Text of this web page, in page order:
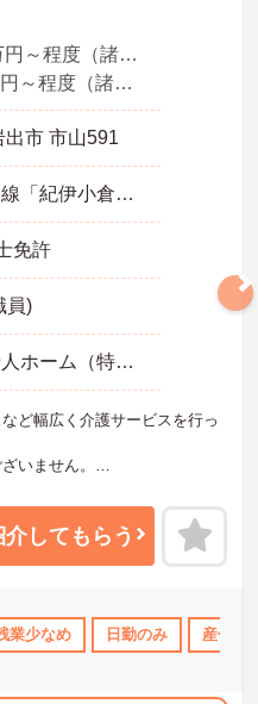
通費支給
月収 16.5万円～程度（諸手当込）
年収 267万円～程度（諸手当込）
出市 市山591
ＪＲ和歌山線「紀伊小倉駅」バス・車20分
免許
員)
特別養護老人ホーム（特養）
ど幅広く介護サービスを行っ
いません。
介してもらう
業少なめ 日勤のみ 産休･